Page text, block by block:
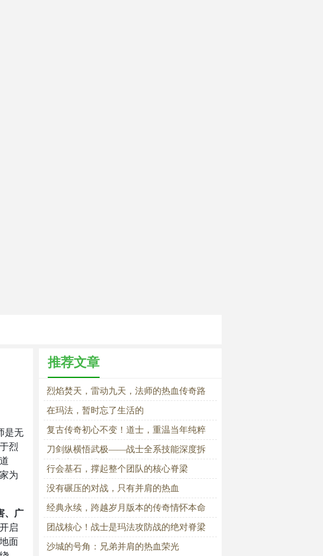
是无
烈
为
、广
启
面
推荐文章
烈焰焚天，雷动九天，法师的热血传奇路
在玛法，暂时忘了生活的
复古传奇初心不变！道士，重温当年纯粹
的玛法情怀
刀剑纵横悟武极——战士全系技能深度拆
解与实战用法
行会基石，撑起整个团队的核心脊梁
没有碾压的对战，只有并肩的热血
经典永续，跨越岁月版本的传奇情怀本命
团战核心！战士是玛法攻防战的绝对脊梁
沙城的号角：兄弟并肩的热血荣光